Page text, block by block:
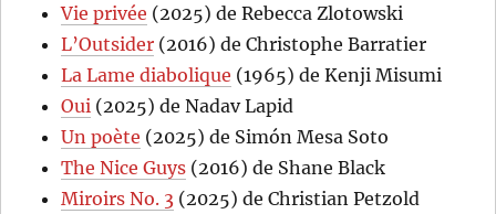
Vie privée (2025) de Rebecca Zlotowski
L’Outsider (2016) de Christophe Barratier
La Lame diabolique (1965) de Kenji Misumi
Oui (2025) de Nadav Lapid
Un poète (2025) de Simón Mesa Soto
The Nice Guys (2016) de Shane Black
Miroirs No. 3 (2025) de Christian Petzold